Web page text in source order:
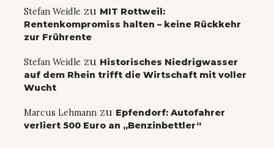
Stefan Weidle zu MIT Rottweil:
Rentenkompromiss halten – keine Rückkehr
zur Frührente
Stefan Weidle zu Historisches Niedrigwasser
auf dem Rhein trifft die Wirtschaft mit voller
Wucht
Marcus Lehmann zu Epfendorf: Autofahrer
verliert 500 Euro an „Benzinbettler“